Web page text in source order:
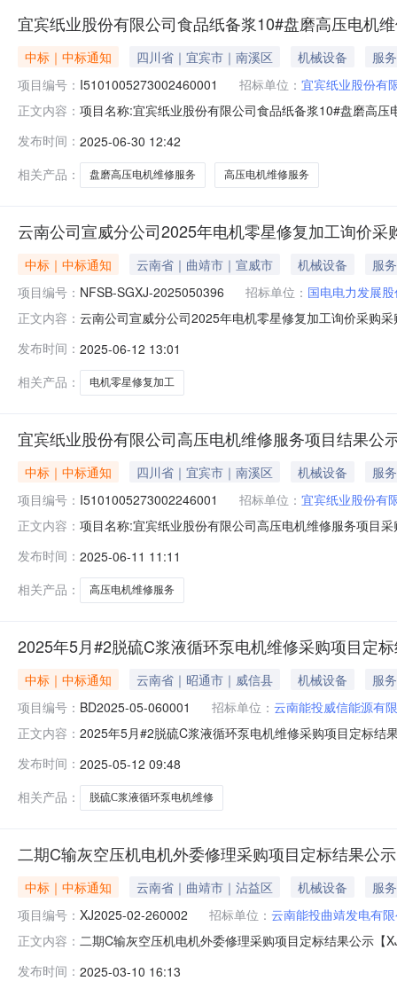
宜宾纸业股份有限公司食品纸备浆10#盘磨高压电机
中标｜中标通知 四川省｜宜宾市｜南溪区 机械设备
服务
项目编号： I5101005273002460001 招标单位： 宜宾纸业股份有
正文内容： 项目名称:宜宾纸业股份有限公司食品纸备浆10#盘磨高
ybzyzb2025056合同段（标段）名称食品纸备浆10#盘
发布时间： 2025-06-30 12:42
相关产品：
盘磨高压电机维修服务 高压电机维修服务
云南公司宣威分公司2025年电机零星修复加工询价采
中标｜中标通知 云南省｜曲靖市｜宣威市 机械设备
服务
项目编号： NFSB-SGXJ-2025050396 招标单位： 国电电力发展
正文内容： 云南公司宣威分公司2025年电机零星修复加工询价采购
理采购投诉。异议接收单位：国能物资南方有限公司联
发布时间： 2025-06-12 13:01
相关产品：
电机零星修复加工
宜宾纸业股份有限公司高压电机维修服务项目结果公
中标｜中标通知 四川省｜宜宾市｜南溪区 机械设备
服务
项目编号： I5101005273002246001 招标单位： 宜宾纸业股份有
正文内容： 项目名称:宜宾纸业股份有限公司高压电机维修服务项目
名称高压电机维修服务项目开标时间2025年6月10日公
发布时间： 2025-06-11 11:11
相关产品：
高压电机维修服务
2025年5月#2脱硫C浆液循环泵电机维修采购项目定
中标｜中标通知 云南省｜昭通市｜威信县 机械设备
服务
项目编号： BD2025-05-060001 招标单位： 云南能投威信能源有
正文内容： 2025年5月#2脱硫C浆液循环泵电机维修采购项目定标
可以向采购人反馈，逾期将不再受理。公示结束后如未
发布时间： 2025-05-12 09:48
相关产品：
脱硫C浆液循环泵电机维修
二期C输灰空压机电机外委修理采购项目定标结果公
中标｜中标通知 云南省｜曲靖市｜沾益区 机械设备
服务
项目编号： XJ2025-02-260002 招标单位： 云南能投曲靖发电有
正文内容： 二期C输灰空压机电机外委修理采购项目定标结果公示
26500.0元，税率13.0%，除税报价23451.33元第三成
发布时间： 2025-03-10 16:13